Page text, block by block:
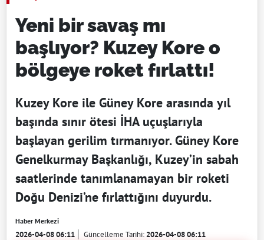
Yeni bir savaş mı
başlıyor? Kuzey Kore o
bölgeye roket fırlattı!
Kuzey Kore ile Güney Kore arasında yıl
başında sınır ötesi İHA uçuşlarıyla
başlayan gerilim tırmanıyor. Güney Kore
Genelkurmay Başkanlığı, Kuzey’in sabah
saatlerinde tanımlanamayan bir roketi
Doğu Denizi’ne fırlattığını duyurdu.
Haber Merkezi
2026-04-08 06:11 Güncelleme Tarihi:2026-04-08 06:11